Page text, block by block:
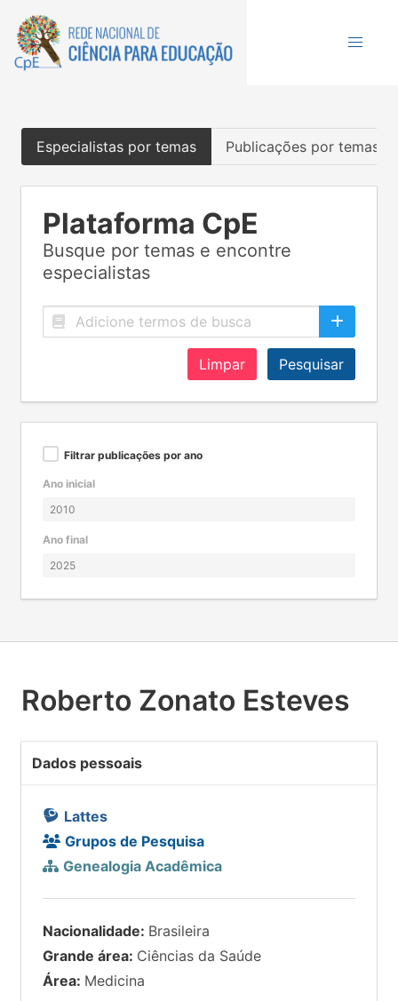
Especialistas por temas Publicações por temas
Plataforma CpE
Busque por temas e encontre
especialistas
Limpar Pesquisar
Filtrar publicações por ano
Ano inicial
Ano final
Roberto Zonato Esteves
Dados pessoais
Lattes
Grupos de Pesquisa
Genealogia Acadêmica
Nacionalidade: Brasileira
Grande área: Ciências da Saúde
Área: Medicina